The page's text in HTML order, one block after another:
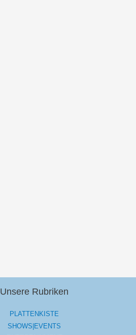
Unsere Rubriken
PLATTENKISTE
SHOWS|EVENTS